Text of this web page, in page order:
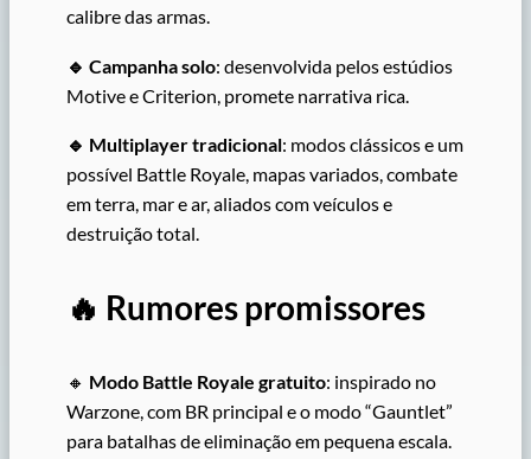
calibre das armas.
🔹 Campanha solo: desenvolvida pelos estúdios
Motive e Criterion, promete narrativa rica.
🔹 Multiplayer tradicional: modos clássicos e um
possível Battle Royale, mapas variados, combate
em terra, mar e ar, aliados com veículos e
destruição total.
🔥 Rumores promissores
🔸 Modo Battle Royale gratuito: inspirado no
Warzone, com BR principal e o modo “Gauntlet”
para batalhas de eliminação em pequena escala.